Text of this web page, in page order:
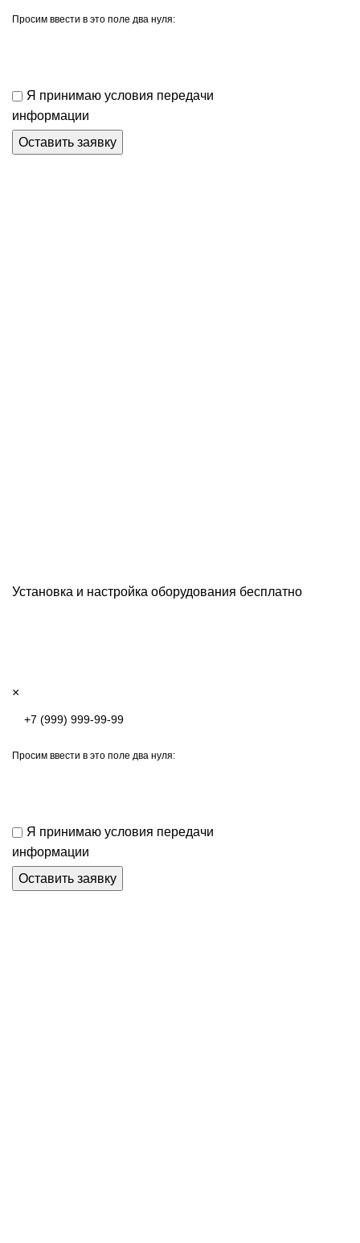
Просим ввести в это поле два нуля:
Я принимаю условия передачи
информации
Установка и настройка оборудования бесплатно
×
Просим ввести в это поле два нуля:
Я принимаю условия передачи
информации